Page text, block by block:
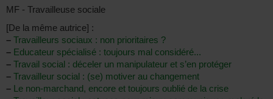
MF - Travailleuse sociale
[De la même autrice] :
– Travailleurs sociaux : non prioritaires ?
– Educateur spécialisé : toujours mal considéré...
– Travail social : déceler un manipulateur et s’en protéger
– Travailleur social : (se) motiver au changement
– Le non-marchand, encore et toujours oublié de la crise